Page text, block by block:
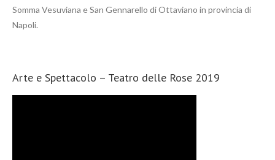
Somma Vesuviana e San Gennarello di Ottaviano in provincia di
Napoli.
Arte e Spettacolo – Teatro delle Rose 2019